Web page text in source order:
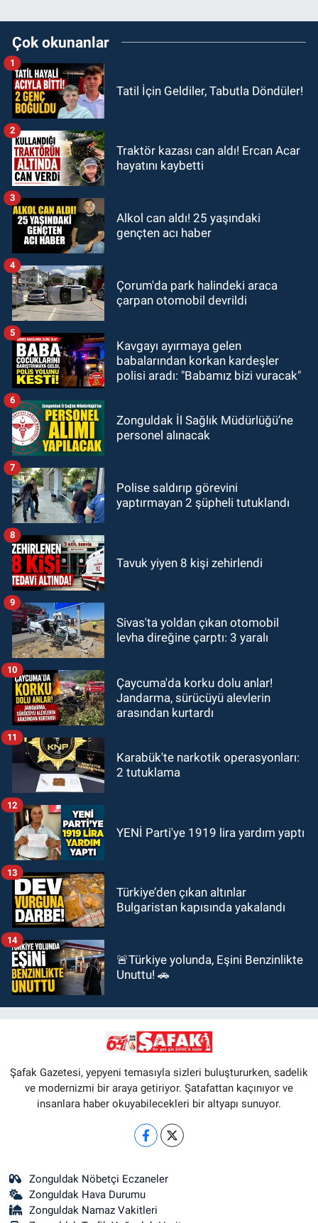
Çok okunanlar
Tatil İçin Geldiler, Tabutla Döndüler!
1
Traktör kazası can aldı! Ercan Acar
hayatını kaybetti
2
Alkol can aldı! 25 yaşındaki
gençten acı haber
3
Çorum'da park halindeki araca
çarpan otomobil devrildi
4
Kavgayı ayırmaya gelen
babalarından korkan kardeşler
polisi aradı: "Babamız bizi vuracak"
5
Zonguldak İl Sağlık Müdürlüğü’ne
personel alınacak
6
Polise saldırıp görevini
yaptırmayan 2 şüpheli tutuklandı
7
Tavuk yiyen 8 kişi zehirlendi
8
Sivas'ta yoldan çıkan otomobil
levha direğine çarptı: 3 yaralı
9
Çaycuma'da korku dolu anlar!
Jandarma, sürücüyü alevlerin
arasından kurtardı
10
Karabük'te narkotik operasyonları:
2 tutuklama
11
YENİ Parti'ye 1919 lira yardım yaptı
12
Türkiye’den çıkan altınlar
Bulgaristan kapısında yakalandı
13
🚨Türkiye yolunda, Eşini Benzinlikte
Unuttu! 🚗
14
Şafak Gazetesi, yepyeni temasıyla sizleri buluştururken, sadelik
ve modernizmi bir araya getiriyor. Şatafattan kaçınıyor ve
insanlara haber okuyabilecekleri bir altyapı sunuyor.
Zonguldak Nöbetçi Eczaneler
Zonguldak Hava Durumu
Zonguldak Namaz Vakitleri